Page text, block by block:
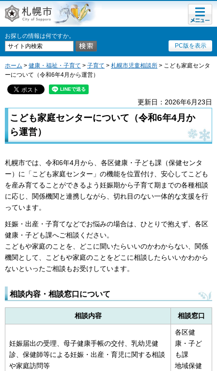
札幌市
お探しの情報は何ですか。
PC版を表示
メニュ
ー
ホーム > 健康・福祉・子育て > 子育て > 札幌市児童相談所 > こども家庭センタ
ーについて（令和6年4月から運営）
更新日：2026年6月23日
こども家庭センターについて（令和6年4月か
ら運営）
札幌市では、令和6年4月から、各区健康・子ども課（保健センタ
ー）に「こども家庭センター」の機能を位置付け、安心してこども
を産み育てることができるよう妊娠期から子育て期までの各種相談
に応じ、関係機関と連携しながら、切れ目のない一体的な支援を行
っています。
妊娠・出産・子育てなどでお悩みの場合は、ひとりで抱えず、各区
健康・子ども課へご相談ください。
こどもや家庭のことを、どこに聞いたらいいのかわからない、関係
機関として、こどもや家庭のことをどこに相談したらいいかわから
ないといったご相談もお受けしています。
相談内容・相談窓口について
相談内容 相談窓口
妊娠届出の受理、母子健康手帳の交付、乳幼児健
診、保健師等による妊娠・出産・育児に関する相談
や家庭訪問等
各区健
康・子ど
も課
地域保健